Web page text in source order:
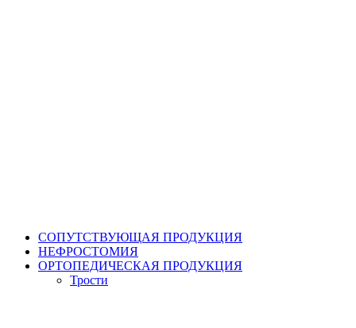
СОПУТСТВУЮЩАЯ ПРОДУКЦИЯ
НЕФРОСТОМИЯ
ОРТОПЕДИЧЕСКАЯ ПРОДУКЦИЯ
Трости